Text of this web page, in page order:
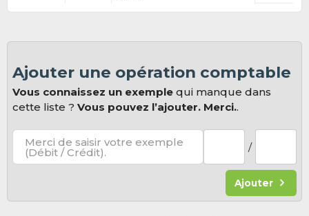
Ajouter une opération comptable
Vous connaissez un exemple qui manque dans
cette liste ?Vous pouvez l’ajouter. Merci..
Merci de saisir votre exemple
(Débit / Crédit). /
Ajouter